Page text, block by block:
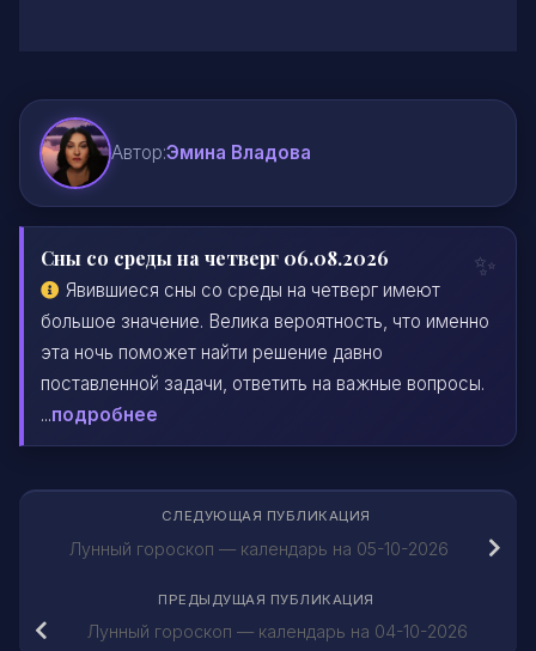
Автор:Эмина Владова
Сны со среды на четверг 06.08.2026
Явившиеся сны со среды на четверг имеют
большое значение. Велика вероятность, что именно
эта ночь поможет найти решение давно
поставленной задачи, ответить на важные вопросы.
...подробнее
СЛЕДУЮЩАЯ ПУБЛИКАЦИЯ
Лунный гороскоп — календарь на 05-10-2026
ПРЕДЫДУЩАЯ ПУБЛИКАЦИЯ
Лунный гороскоп — календарь на 04-10-2026